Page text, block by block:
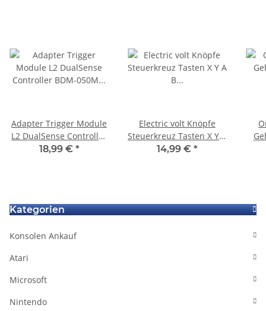
Adapter Trigger Module
L2 DualSense Controller
BDM-050M Ersatzteil für
18,99 € *
Electric volt Knöpfe
Steuerkreuz Tasten X Y A
B für Original Xbox One
14,99 € *
Kategorien
Konsolen Ankauf
Atari
Microsoft
Nintendo